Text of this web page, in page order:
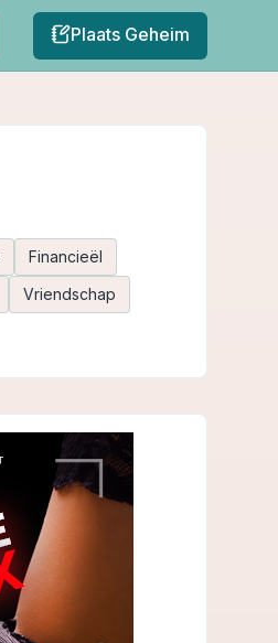
Plaats Geheim
Financieël
Vriendschap